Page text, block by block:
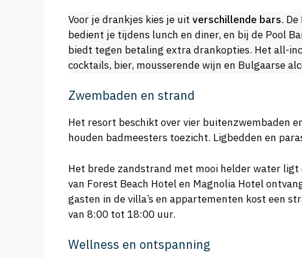
Voor je drankjes kies je uit verschillende bars.
bedient je tijdens lunch en diner, en bij de Pool
biedt tegen betaling extra drankopties. Het all-
cocktails, bier, mousserende wijn en Bulgaarse
Zwembaden en strand
Het resort beschikt over vier buitenzwembaden
houden badmeesters toezicht. Ligbedden en
Het brede zandstrand met mooi helder water
van Forest Beach Hotel en Magnolia Hotel
gasten in de villa’s en appartementen kost een
van 8:00 tot 18:00 uur.
Wellness en ontspanning